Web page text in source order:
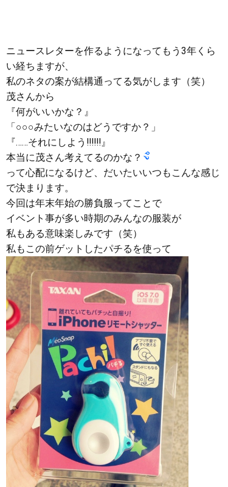
ニュースレターを作るようになってもう3年くら
い経ちますが、
私のネタの案が結構通ってる気がします（笑）
茂さんから
『何がいいかな？』
「○○○みたいなのはどうですか？」
『……それにしよう‼︎‼︎‼︎』
本当に茂さん考えてるのかな？
って心配になるけど、だいたいいつもこんな感じ
で決まります。
今回は年末年始の勝負服ってことで
イベント事が多い時期のみんなの服装が
私もある意味楽しみです（笑）
私もこの前ゲットしたパチるを使って